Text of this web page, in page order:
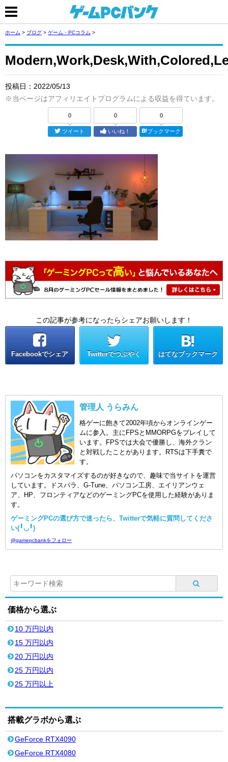
ホーム > ブログ > ゲーム・PCコラム >
投稿日： 2022/05/13
※当ページはアフィリエイトプログラムによる収益を得ています。
0
ツイート
0
いいね！
0
ブックマーク
この記事が参考になったらシェアお願いします！
Facebookでシェア Twitterでつぶやく はてなブックマーク
管理人 うらみん
格ゲーに飽きて2002年頃からオンラインゲー
ムに参入。主にFPSとMMORPGをプレイして
います。FPSでは大会で優勝し、海外クラン
と対戦したことがあります。RTSは下手糞で
す。
パソコンをカスタマイズするのが好きなので、趣味で当サイトを運営
しています。ドスパラ、G-Tune、パソコン工房、エイリアンウェ
ア、HP、フロンティアなどのゲーミングPCを使用した経験がありま
す。
ゲーミングPCの選び方で迷ったら、Twitterで気軽に質問してくださ
い(╹◡╹)
@gamepcbankをフォロー
価格から選ぶ
10 万円以内
15 万円以内
20 万円以内
25 万円以内
25 万円以上
搭載グラボから選ぶ
GeForce RTX4090
GeForce RTX4080